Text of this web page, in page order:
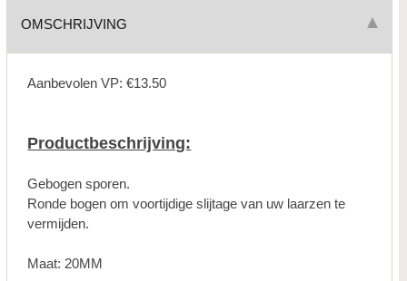
OMSCHRIJVING
Aanbevolen VP: €13.50
Productbeschrijving:
Gebogen sporen.
Ronde bogen om voortijdige slijtage van uw laarzen te
vermijden.
Maat: 20MM